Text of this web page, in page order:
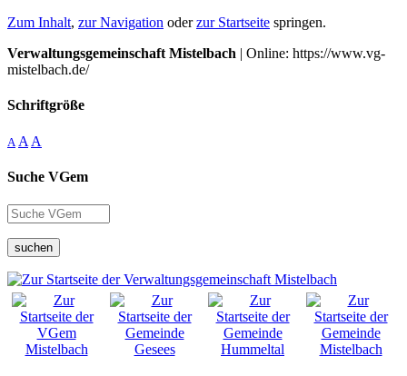
Zum Inhalt, zur Navigation oderzur Startseite springen.
Verwaltungsgemeinschaft Mistelbach | Online: https://www.vg-
mistelbach.de/
Schriftgröße
A A A
Suche VGem
suchen